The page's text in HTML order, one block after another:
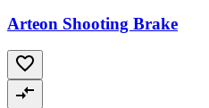
Arteon Shooting Brake